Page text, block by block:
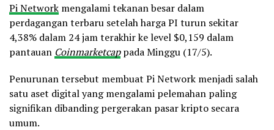
Pi Network mengalami tekanan besar dalam
perdagangan terbaru setelah harga PI turun sekitar
4,38% dalam 24 jam terakhir ke level $0,159 dalam
pantauan Coinmarketcappada Minggu (17/5).
Penurunan tersebut membuat Pi Network menjadi salah
satu aset digital yang mengalami pelemahan paling
signifikan dibanding pergerakan pasar kripto secara
umum.